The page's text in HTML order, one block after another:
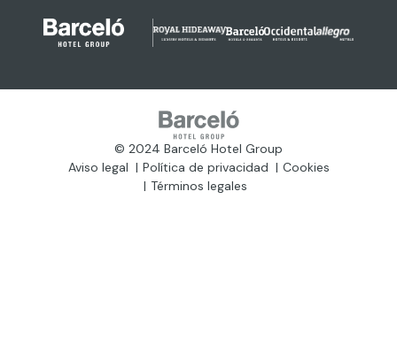
© 2024 Barceló Hotel Group
Aviso legal
Política de privacidad
Cookies
Términos legales